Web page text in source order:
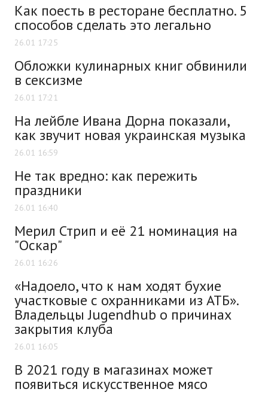
Как поесть в ресторане бесплатно. 5
способов сделать это легально
26.01 17:25
Обложки кулинарных книг обвинили
в сексизме
26.01 17:21
На лейбле Ивана Дорна показали,
как звучит новая украинская музыка
26.01 16:59
Не так вредно: как пережить
праздники
26.01 16:40
Мерил Стрип и её 21 номинация на
"Оскар"
26.01 16:26
«Надоело, что к нам ходят бухие
участковые с охранниками из АТБ».
Владельцы Jugendhub о причинах
закрытия клуба
26.01 16:05
В 2021 году в магазинах может
появиться искусственное мясо